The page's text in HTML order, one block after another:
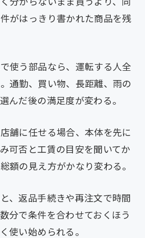
がはっきり書かれた商品を残
使う部品なら、運転する人全
通勤、買い物、長距離、雨の
んだ後の満足度が変わる。
舗に任せる場合、本体を先に
可否と工賃の目安を聞いてか
額の見え方がかなり変わる。
、返品手続きや再注文で時間
分で条件を合わせておくほう
使い始められる。